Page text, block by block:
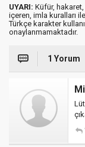
UYARI: Küfür,
içeren, imla kuralları ile
Türkçe karakter
onaylanmamaktadır.
1 Yorum